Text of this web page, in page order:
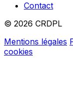
Contact
© 2026 CRDPL
Mentions légales
cookies